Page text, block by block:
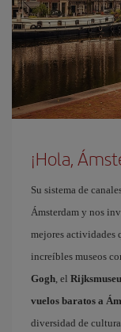
¡Hola,
Su sistema de
Ámsterdam y nos
mejores actividades
increíbles museos
Gogh, el
vuelos baratos a
diversidad de